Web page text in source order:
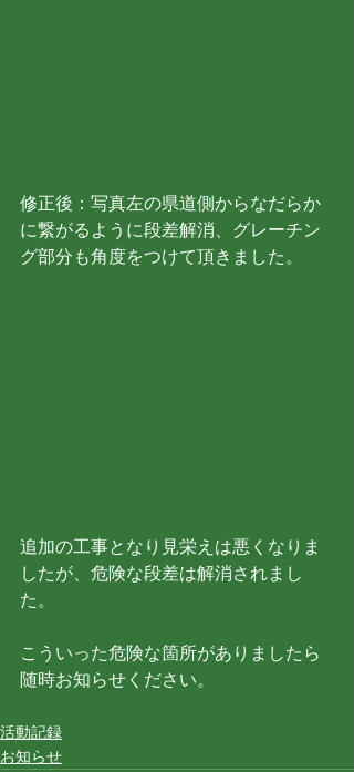
修正後：写真左の県道側からなだらか
に繋がるように段差解消、グレーチン
グ部分も角度をつけて頂きました。
追加の工事となり見栄えは悪くなりま
したが、危険な段差は解消されまし
た。
こういった危険な箇所がありましたら
随時お知らせください。
活動記録
お知らせ